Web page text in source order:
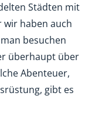
Städten mit
wir haben auch
besuchen
überhaupt über
Abenteuer,
gibt es